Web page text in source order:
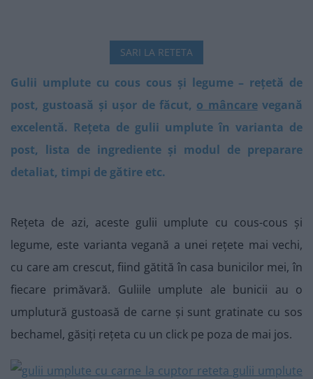
SARI LA RETETA
Gulii umplute cu cous cous și legume – rețetă de
post, gustoasă și ușor de făcut, o mâncarevegană
excelentă. Rețeta de gulii umplute în varianta de
post, lista de ingrediente și modul de preparare
detaliat, timpi de gătire etc.
Rețeta de azi, aceste gulii umplute cu cous-cous și
legume, este varianta vegană a unei rețete mai vechi,
cu care am crescut, fiind gătită în casa bunicilor mei, în
fiecare primăvară. Guliile umplute ale bunicii au o
umplutură gustoasă de carne și sunt gratinate cu sos
bechamel, găsiți rețeta cu un click pe poza de mai jos.